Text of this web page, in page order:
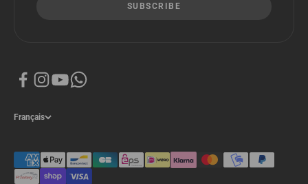
SUBSCRIBE
Français